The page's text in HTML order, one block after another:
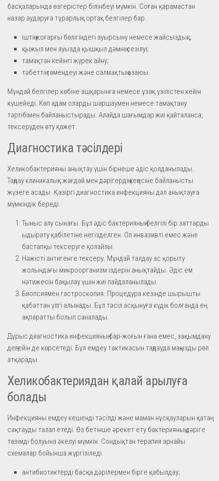
басқаларында өзгерістер білінбеуі мүмкін. Соған қарамастан
назар аударуға тұрарлық ортақ белгілер бар.
іштің жоғарғы бөлігіндегі ауырсыну немесе жайсыздық;
қыжыл мен ауызда қышқыл дәмнің сезілуі;
тамақтан кейінгі жүрек айну;
тәбеттің төмендеуі және салмақтың азаюы.
Мұндай белгілер көбіне ашқарынға немесе ұзақ үзілістен кейін
күшейеді. Көп адам оларды шаршаумен немесе тамақтану
тәртібімен байланыстырады. Алайда шағымдар жиі қайталанса,
тексеруден өту қажет.
Диагностика тәсілдері
Хеликобактерияны анықтау үшін бірнеше әдіс қолданылады.
Таңдау клиникалық жағдай мен дәрігердің кеңесіне байланысты
жүзеге асады. Қазіргі диагностика инфекцияны дәл анықтауға
мүмкіндік береді.
Тыныс алу сынағы. Бұл әдіс бактерияның белгілі бір заттарды
ыдырату қабілетіне негізделген. Ол инвазивті емес және
бастапқы тексеруге қолайлы.
Нәжісті антигенге тексеру. Мұндай талдау ас қорыту
жолындағы микроорганизм іздерін анықтайды. Әдіс ем
нәтижесін бақылау үшін жиі пайдаланылады.
Биопсиямен гастроскопия. Процедура кезінде шырышты
қабаттан үлгі алынады. Бұл тәсіл асқынуға күдік болғанда ең
ақпаратты болып саналады.
Дұрыс диагностика инфекцияның бар-жоғын ғана емес, зақымдану
деңгейін де көрсетеді. Бұл емдеу тактикасын таңдауда маңызды рөл
атқарады.
Хеликобактериядан қалай арылуға
болады
Инфекцияны емдеу кешенді тәсілді және маман нұсқауларын қатаң
сақтауды талап етеді. Өз бетінше әрекет ету бактерияның дәріге
төзімді болуына әкелуі мүмкін. Сондықтан терапия арнайы
схемалар бойынша жүргізіледі.
антибиотиктерді басқа дәрілермен бірге қабылдау;